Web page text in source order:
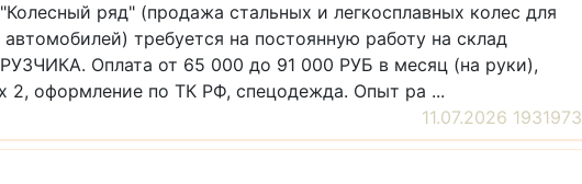
ряд" (продажа стальных и легкосплавных колес для
требуется на постоянную работу на склад
Оплата от 65 000 до 91 000 РУБ в месяц (на руки),
2, оформление по ТК РФ, спецодежда. Опыт ра ...
11.07.2026 1931973